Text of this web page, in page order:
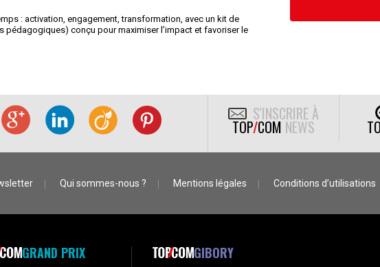
: activation, engagement, transformation, avec un kit de
conçu pour maximiser l’impact et favoriser le
S'INSCRIRE À
TOP/COM NEWS
Qui sommes-nous ? Mentions légales Conditions d’utilisations
GRAND PRIX GIBORY